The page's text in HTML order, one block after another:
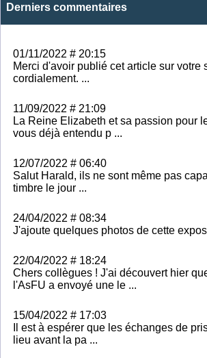
Derniers commentaires
01/11/2022 # 20:15
Merci d'avoir publié cet article sur votre
cordialement. ...
11/09/2022 # 21:09
La Reine Elizabeth et sa passion pour
vous déjà entendu p ...
12/07/2022 # 06:40
Salut Harald, ils ne sont même pas
timbre le jour ...
24/04/2022 # 08:34
J'ajoute quelques photos de cette
22/04/2022 # 18:24
Chers collègues ! J'ai découvert hier
l'AsFU a envoyé une le ...
15/04/2022 # 17:03
Il est à espérer que les échanges de
lieu avant la pa ...